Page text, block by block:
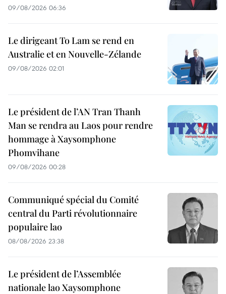
09/08/2026 06:36
Le dirigeant To Lam se rend en
Australie et en Nouvelle-Zélande
09/08/2026 02:01
Le président de l’AN Tran Thanh
Man se rendra au Laos pour rendre
hommage à Xaysomphone
Phomvihane
09/08/2026 00:28
Communiqué spécial du Comité
central du Parti révolutionnaire
populaire lao
08/08/2026 23:38
Le président de l’Assemblée
nationale lao Xaysomphone